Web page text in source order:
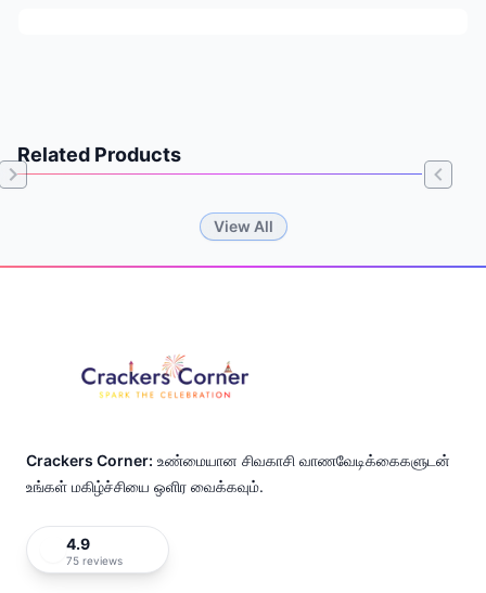
Related Products
View All
of
Crackers Corner: உண்மையான சிவகாசி வாணவேடிக்கைகளுடன்
உங்கள் மகிழ்ச்சியை ஒளிர வைக்கவும்.
4.9
75 reviews